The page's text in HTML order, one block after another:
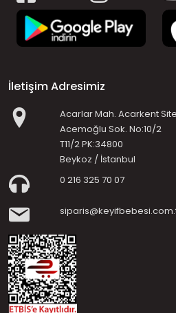
İletişim Adresimiz
Acarlar Mah. Acarkent
Acemoğlu Sok. No:10/2
T11/2 PK:34800
Beykoz / İstanbul
0 216 325 70 07